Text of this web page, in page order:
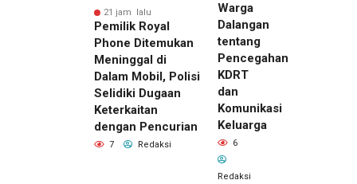
21 jam lalu
Pemilik Royal
Phone Ditemukan
Meninggal di
Dalam Mobil, Polisi
Selidiki Dugaan
Keterkaitan
dengan Pencurian
7 Redaksi
Warga
Dalangan
tentang
Pencegahan
KDRT
dan
Komunikasi
Keluarga
6
Redaksi